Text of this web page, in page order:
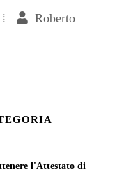
Roberto
l'Attestato di